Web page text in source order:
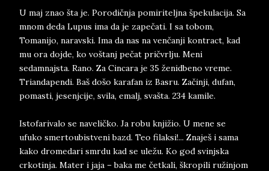
U maj znao šta je. Porodičnja pomiriteljna špekulacija. Sa
mnom deda Lupus ima da je zapečati. I sa tobom,
Tomanijo, naravski. Ima da nas na venčanji kontract, kad
mu ora dojde, ko voštanj pečat pričvrlju. Meni
sedamnajsta. Rano. Za Cincara je 35 ženidbeno vreme.
Triandapendi. Baš došo karafan iz Basru. Začinji, dufan,
pomasti, jesenjcije, svila, emalj, svašta. 234 kamile.
Istofarivalo se naveličko. Ja robu knjižio. U mene se
ufuko smertoubistveni bazd. Teo filaksi!... Znaješ i sama
kako dromedari smrdu kad se uležu. Ko gođ svinjska
crkotinja. Mater i jaja – baka me četkali, škropili ružinjom